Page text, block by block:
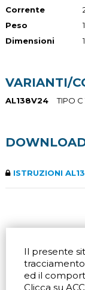
Il presente
ed il
Clicca su
Corrente
Peso
Dimensioni
VARIANTI/
AL138V24 TIPO C
ISTRUZIONI
Via
20865 Usmate
Indicazioni